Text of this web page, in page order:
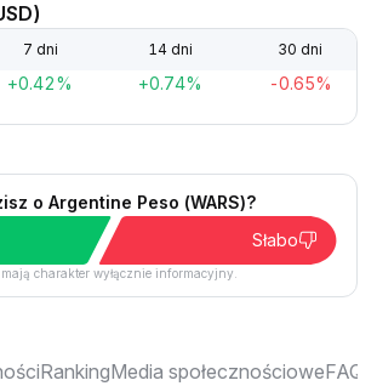
7 dni 14 dni 30 dni
+0.42% +0.74% -0.65%
o Argentine Peso (WARS)?
Słabo
charakter wyłącznie informacyjny.
RankingMedia społecznościoweFAQ